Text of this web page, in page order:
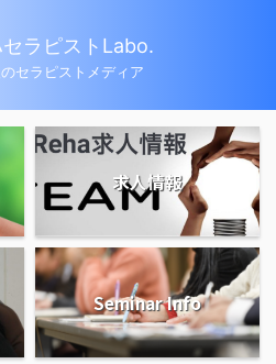
セラピストメディア
求人情報
Seminar Info